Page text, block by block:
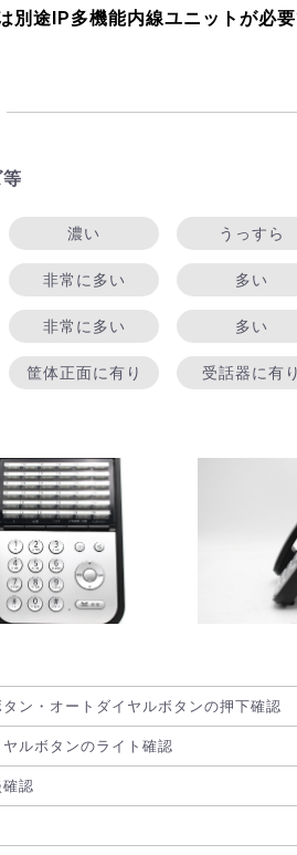
別途IP多機能内線ユニットが必要
濃い うっすら
非常に多い 多い
非常に多い 多い
筐体正面に有り 受話器に有り
ン・オートダイヤルボタンの押下確認
ルボタンのライト確認
認